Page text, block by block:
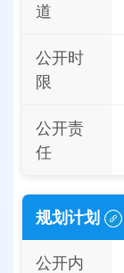
道
公开时
限
公开责
任
规划计划
公开内